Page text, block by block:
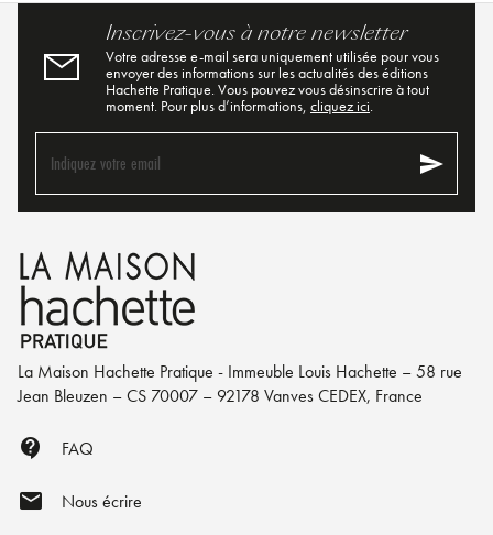
Inscrivez-vous à notre newsletter
Votre adresse e-mail sera uniquement utilisée pour vous
envoyer des informations sur les actualités des éditions
Hachette Pratique. Vous pouvez vous désinscrire à tout
moment. Pour plus d’informations, cliquez ici.
Indiquez votre email send
La Maison Hachette Pratique - Immeuble Louis Hachette – 58 rue
Jean Bleuzen – CS 70007 – 92178 Vanves CEDEX, France
contact_support FAQ
mail Nous écrire